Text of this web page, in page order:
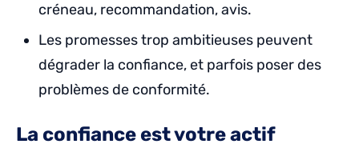
créneau, recommandation, avis.
Les promesses trop ambitieuses peuvent
dégrader la confiance, et parfois poser des
problèmes de conformité.
La confiance est votre actif